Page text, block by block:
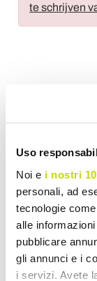
Uso
Noi e i nostri
personali, ad
tecnologie
alle
pubblicare
gli annunci e i
i servizi. Avete
te schrijven
Stuur